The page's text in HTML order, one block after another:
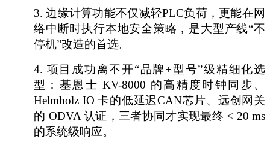
3.边缘计算功能不仅减轻PLC负荷，更能在网
络中断时执行本地安全策略，是大型产线“不
停机”改造的首选。
4. 项目成功离不开“品牌+型号”级精细化选
型：基恩士 KV-8000 的高精度时钟同步、
Helmholz IO 卡的低延迟CAN芯片、远创网关
的 ODVA 认证，三者协同才实现最终 < 20 ms
的系统级响应。